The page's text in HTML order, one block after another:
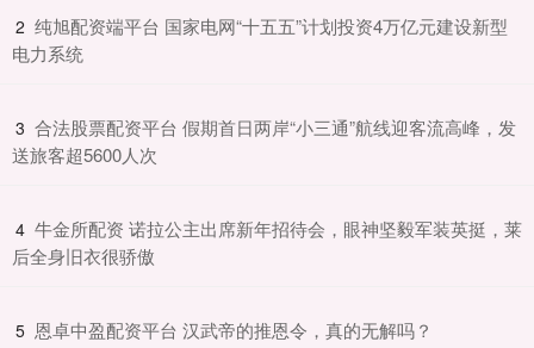
2 ​纯旭配资端平台 国家电网“十五五”计划投资4万亿元建设新型
电力系统
3 ​合法股票配资平台 假期首日两岸“小三通”航线迎客流高峰，发
送旅客超5600人次
4 ​牛金所配资 诺拉公主出席新年招待会，眼神坚毅军装英挺，莱
后全身旧衣很骄傲
5 ​恩卓中盈配资平台 汉武帝的推恩令，真的无解吗？